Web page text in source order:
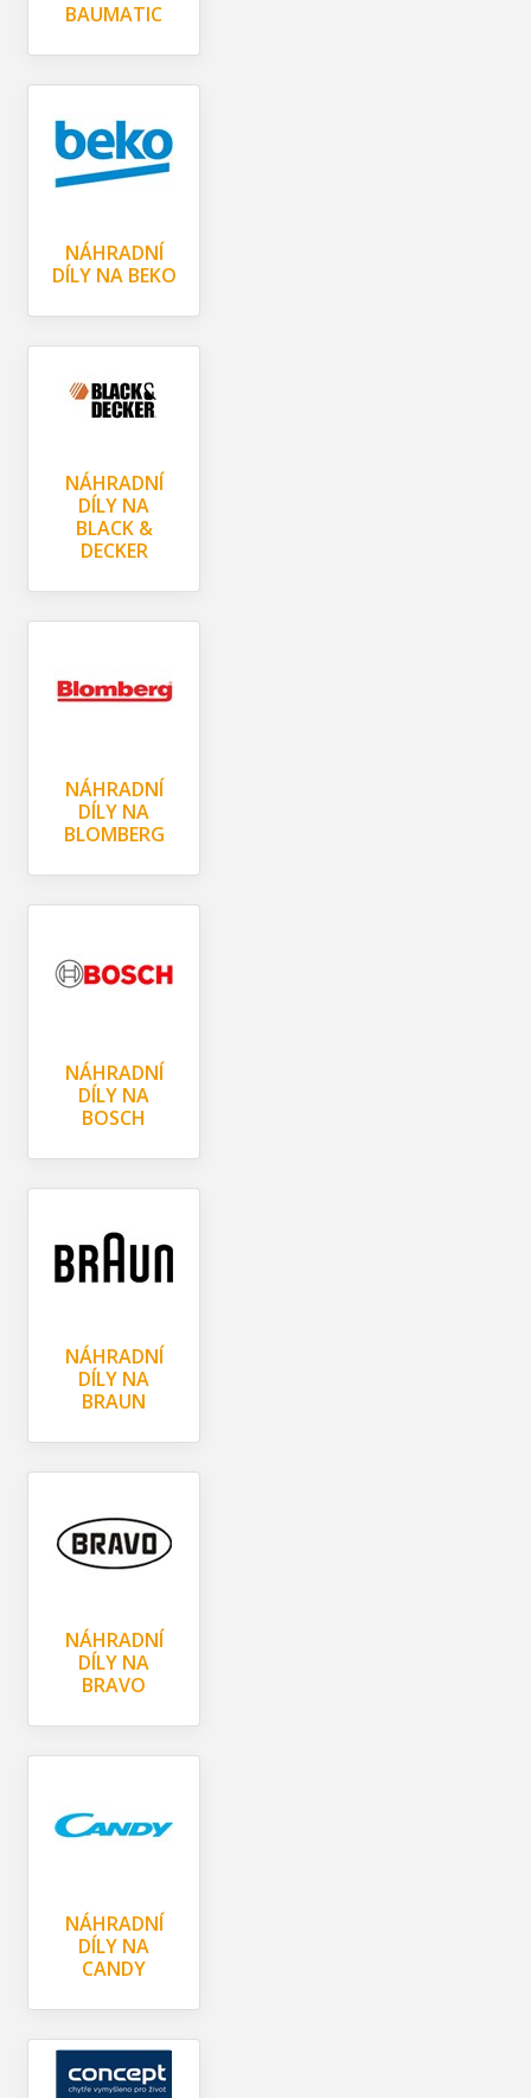
BAUMATIC
NÁHRADNÍ
DÍLY NA BEKO
NÁHRADNÍ
DÍLY NA
BLACK &
DECKER
NÁHRADNÍ
DÍLY NA
BLOMBERG
NÁHRADNÍ
DÍLY NA
BOSCH
NÁHRADNÍ
DÍLY NA
BRAUN
NÁHRADNÍ
DÍLY NA
BRAVO
NÁHRADNÍ
DÍLY NA
CANDY